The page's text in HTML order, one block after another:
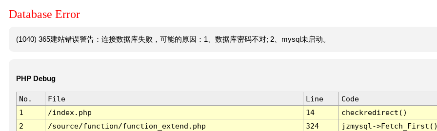
Database Error
(1040) 365建站错误警告：连接数据库失败，可能的原因：1、数据库密码不对; 2、mysql未启动。
PHP Debug
No. File Line
Code
1
/index.php 14
checkredirect()
2
/source/function/function_extend.php 324
jzmysql-